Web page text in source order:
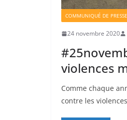
COMMUNIQUÉ DE PRESSE
24 novembre 2020
violences
Comme chaque
contre les